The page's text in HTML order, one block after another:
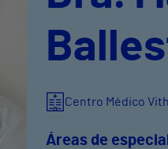
Centro Médico
Áreas de